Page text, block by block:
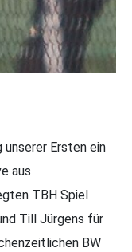
Ersten ein
aus
TBH Spiel
Till Jürgens für
BW